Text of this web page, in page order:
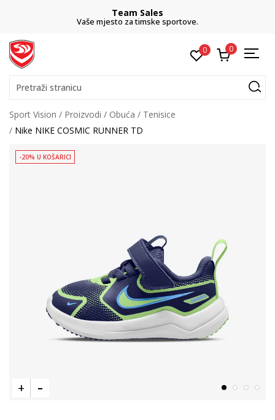
Team Sales
Vaše mjesto za timske sportove.
0 0
Pretraži stranicu
Sport Vision Proizvodi Obuća
Tenisice
Nike NIKE COSMIC RUNNER TD
-20% U KOŠARICI